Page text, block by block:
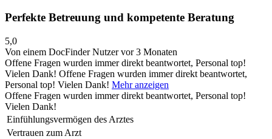
Perfekte Betreuung und kompetente Beratung
5,0
Von einem DocFinder Nutzervor 3 Monaten
Offene Fragen wurden immer direkt beantwortet, Personal top!
Vielen Dank! Offene Fragen wurden immer direkt beantwortet,
Personal top! Vielen Dank! Mehr anzeigen
Offene Fragen wurden immer direkt beantwortet, Personal top!
Vielen Dank!
Einfühlungsvermögen des Arztes
Vertrauen zum Arzt